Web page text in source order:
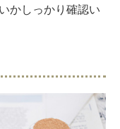
かしっかり確認い